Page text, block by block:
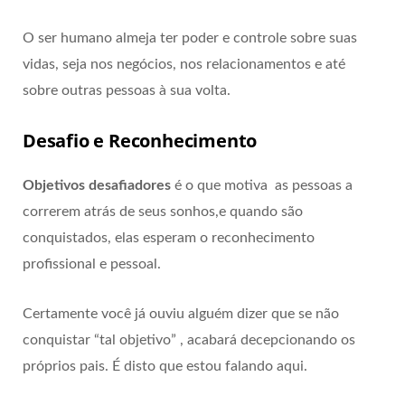
O ser humano almeja ter poder e controle sobre suas
vidas, seja nos negócios, nos relacionamentos e até
sobre outras pessoas à sua volta.
Desafio e Reconhecimento
Objetivos desafiadores é o que motiva as pessoas a
correrem atrás de seus sonhos,e quando são
conquistados, elas esperam o reconhecimento
profissional e pessoal.
Certamente você já ouviu alguém dizer que se não
conquistar “tal objetivo” , acabará decepcionando os
próprios pais. É disto que estou falando aqui.